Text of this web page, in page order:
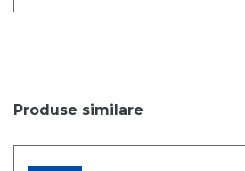
Produse similare